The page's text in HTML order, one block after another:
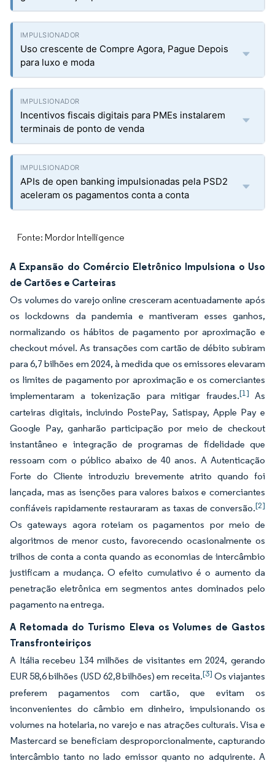
Uso crescente de Compre Agora, Pague Depois
para luxo e moda
Incentivos fiscais digitais para PMEs instalarem
terminais de ponto de venda
APIs de open banking impulsionadas pela PSD2
aceleram os pagamentos conta a conta
Fonte: Mordor Intelligence
A Expansão do Comércio Eletrônico Impulsiona o Uso
de Cartões e Carteiras
Os volumes do varejo online cresceram acentuadamente após
os lockdowns da pandemia e mantiveram esses ganhos,
normalizando os hábitos de pagamento por aproximação e
checkout móvel. As transações com cartão de débito subiram
para 6,7 bilhões em 2024, à medida que os emissores elevaram
os limites de pagamento por aproximação e os comerciantes
implementaram a tokenização para mitigar fraudes.[1] As
carteiras digitais, incluindo PostePay, Satispay, Apple Pay e
Google Pay, ganharão participação por meio de checkout
instantâneo e integração de programas de fidelidade que
ressoam com o público abaixo de 40 anos. A Autenticação
Forte do Cliente introduziu brevemente atrito quando foi
lançada, mas as isenções para valores baixos e comerciantes
confiáveis rapidamente restauraram as taxas de conversão.[2]
Os gateways agora roteiam os pagamentos por meio de
algoritmos de menor custo, favorecendo ocasionalmente os
trilhos de conta a conta quando as economias de intercâmbio
justificam a mudança. O efeito cumulativo é o aumento da
penetração eletrônica em segmentos antes dominados pelo
pagamento na entrega.
A Retomada do Turismo Eleva os Volumes de Gastos
Transfronteiriços
A Itália recebeu 134 milhões de visitantes em 2024, gerando
EUR 58,6 bilhões (USD 62,8 bilhões) em receita.[3] Os viajantes
preferem pagamentos com cartão, que evitam os
inconvenientes do câmbio em dinheiro, impulsionando os
volumes na hotelaria, no varejo e nas atrações culturais. Visa e
Mastercard se beneficiam desproporcionalmente, capturando
intercâmbio tanto no lado emissor quanto no adquirente. A